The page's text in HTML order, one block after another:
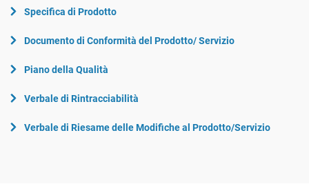
Specifica di Prodotto
Documento di Conformità del Prodotto/ Servizio
Piano della Qualità
Verbale di Rintracciabilità
Verbale di Riesame delle Modifiche al Prodotto/Servizio